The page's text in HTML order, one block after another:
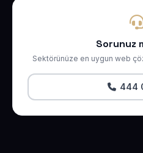
Sorunuz
Sektörünüze en uygun web
444